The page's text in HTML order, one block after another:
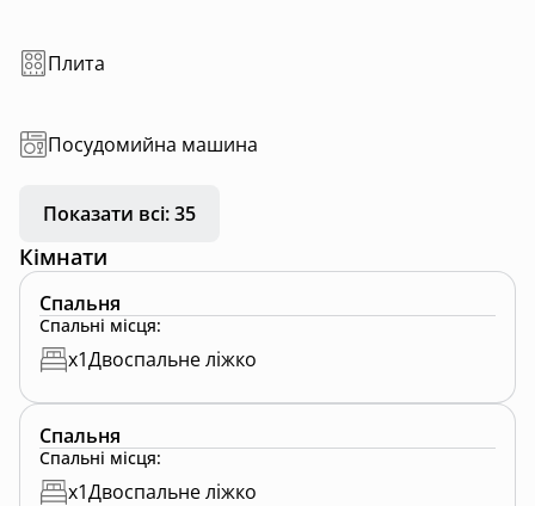
Плита
Посудомийна машина
Показати всі: 35
Кімнати
Спальня
Спальні місця:
x1Двоспальне ліжко
Спальня
Спальні місця:
x1Двоспальне ліжко